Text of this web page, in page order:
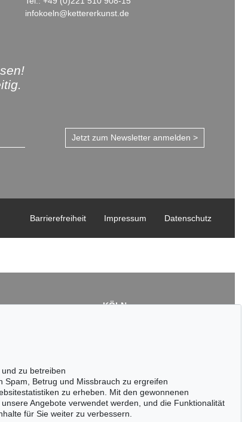
infokoeln@kettererkunst.de
Jetzt zum Newsletter anmelden >
Datenschutz
Impressum
Barrierefreiheit
KÖLN
infokoeln@kettererkunst.de
zu betreiben
Betrug und Missbrauch zu ergreifen
zu erheben. Mit den gewonnenen
Angebote verwendet werden, und die Funktionalität
für Sie weiter zu verbessern.